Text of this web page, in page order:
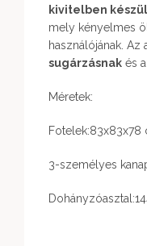
kivitelben
mely kényelmes
használójának. Az
sugárzásnak és
Méretek:
Fotelek:83x83x78
3-személyes